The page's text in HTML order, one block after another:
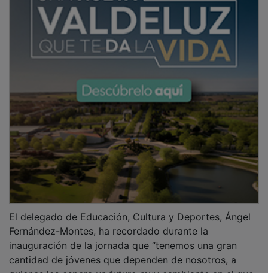
El delegado de Educación, Cultura y Deportes, Ángel
Fernández-Montes, ha recordado durante la
inauguración de la jornada que “tenemos una gran
cantidad de jóvenes que dependen de nosotros, a
quienes les espera un futuro muy cambiante en el que